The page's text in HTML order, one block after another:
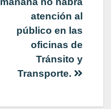
atención al
público en las
oficinas de
Tránsito y
Transporte.